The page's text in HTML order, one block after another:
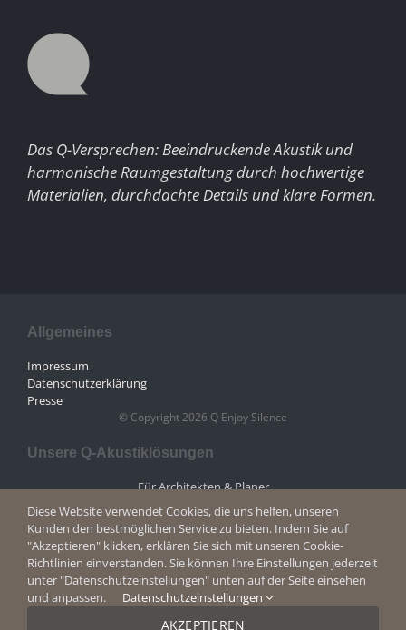
Das Q-Versprechen: Beeindruckende Akustik und
harmonische Raum­gestaltung durch hochwertige
Materialien, durchdachte Details und klare Formen.
Allgemeines
Impressum
Datenschutzerklärung
Presse
© Copyright 2026 Q Enjoy Silence
Unsere Q-Akustiklösungen
Für Architekten & Planer
Büro- & Objektausstatter
Für Fachhändler
Kontakt
+49 (0)2403 8383077
Diese Website verwendet Cookies, die uns helfen, unseren
Kunden den bestmöglichen Service zu bieten. Indem Sie auf
"Akzeptieren" klicken, erklären Sie sich mit unseren Cookie-
Richtlinien einverstanden. Sie können Ihre Einstellungen jederzeit
unter "Datenschutzeinstellungen" unten auf der Seite einsehen
und anpassen.
Datenschutzeinstellungen
AKZEPTIEREN